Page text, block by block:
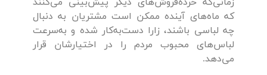
که ماه‌های آینده ممکن است مشتریان به دنبال
چه لباسی باشند، زارا دست‌به‌کار شده و به‌سرعت
لباس‌های محبوب مردم را در اختیارشان قرار
می‌دهد.